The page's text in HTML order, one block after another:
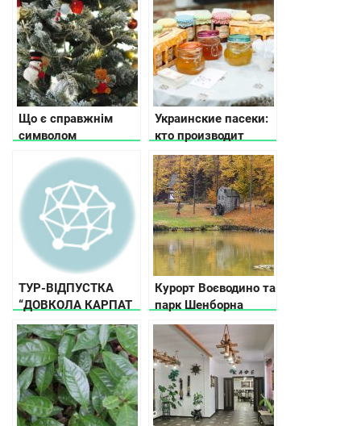
Що є справжнім
символом
свят в Україні: дідух
чи ялинка?
Украинские пасеки:
кто производит
натуральный мед?
ТУР-ВІДПУСТКА
“ДОВКОЛА КАРПАТ
ЗА 7 ДНІВ”
Курорт Воєводино та
парк Шенборна
показали з висоти
пташиного польоту
(відео)